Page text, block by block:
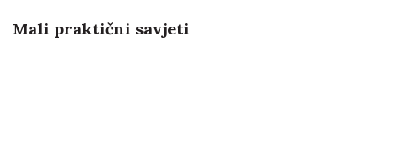
Mali praktični savjeti